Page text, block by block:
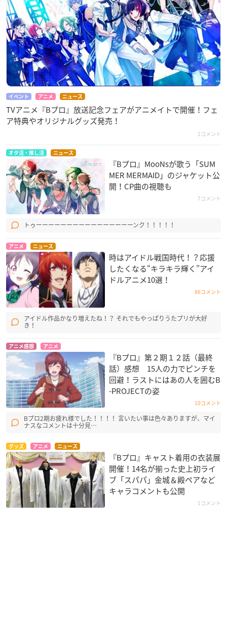
イベント アニメ ニュース
TVアニメ『Bプロ』放送記念フェアがアニメイトで開催！フェ
ア特典やオリジナルグッズ発売！
2コメント
オタ活・推し活 ニュース
『Bプロ』MooNs​が歌う「SUM
MER MERMAID」のジャケット公
開！CP曲の視聴も
7コメント
トゥーーーーーーーーーーーーーーーーンク！！！！！
アニメ ニュース
時はアイドル戦国時代！？応援
したくなる“キラキラ輝く”アイ
ドルアニメ10選！
86コメント
アイドル作品かなり増えたね！？ それでもやっぱりうたプリが大好
き！
アニメ感想 アニメ
『Bプロ』第２期１２話（最終
話）感想 15人の力でピンチを
回避！ラストにはあの人を囲むB
-PROJECTの姿
10コメント
Bプロ2期お疲れ様でした！！！！ 言いたい事は色々ありますが、マイ
ナスなコメントは十分見…
グッズ アニメ ニュース
『Bプロ』キャスト着用の衣装展
開催！14名が揃った史上初ライ
ブ「スパパ」金城＆殿ペアなど
キャラコメントも公開
1コメント